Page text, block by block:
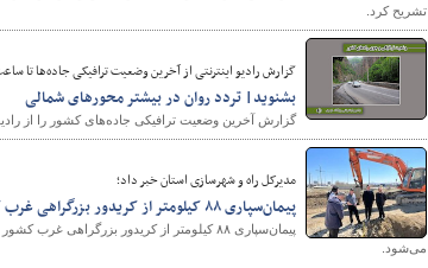
تشریح کرد.
گزارش رادیو اینترنتی از آخرین وضعیت ترافیکی جاده‌ها تا ساعت ۹ سیزدهم
بشنوید| تردد روان در بیشتر محورهای شمالی
گزارش آخرین وضعیت ترافیکی جاده‌های کشور را از
مدیرکل راه و شهرسازی استان خبر داد؛
پیمان‌سپاری ٨٨ کیلومتر از کریدور بزرگراهی غرب کشور و راه اصلی در آذربايجان‌غربی
پیمان‌سپاری ٨٨ کیلومتر از کریدور
می‌شود.